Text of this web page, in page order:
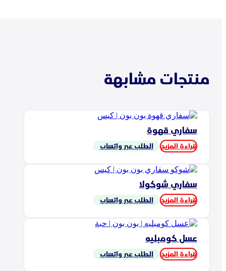
منتجات مشابهة
سفاري قهوة
قراءة المزيد الطلب عبر واتساب
سفاري شوكولا
قراءة المزيد الطلب عبر واتساب
عسل كومبليه
قراءة المزيد الطلب عبر واتساب